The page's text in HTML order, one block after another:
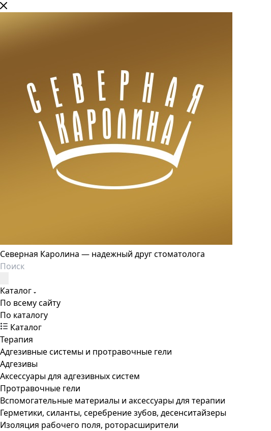
Северная Каролина — надежный друг стоматолога
Каталог
По всему сайту
По каталогу
Каталог
Терапия
Адгезивные системы и протравочные гели
Адгезивы
Аксессуары для адгезивных систем
Протравочные гели
Вспомогательные материалы и аксессуары для терапии
Герметики, силанты, серебрение зубов, десенситайзеры
Изоляция рабочего поля, роторасширители